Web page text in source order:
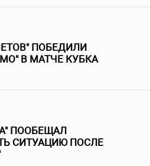
ПОБЕДИЛИ
В МАТЧЕ КУБКА
ПООБЕЩАЛ
СИТУАЦИЮ ПОСЛЕ